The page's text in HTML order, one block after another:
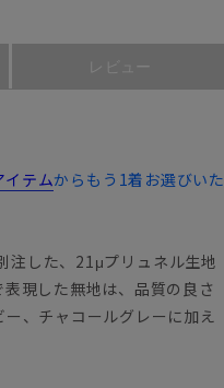
レビュー
テムからもう1着お選びいた
注した、21μプリュネル生地
現した無地は、品質の良さ
、チャコールグレーに加え